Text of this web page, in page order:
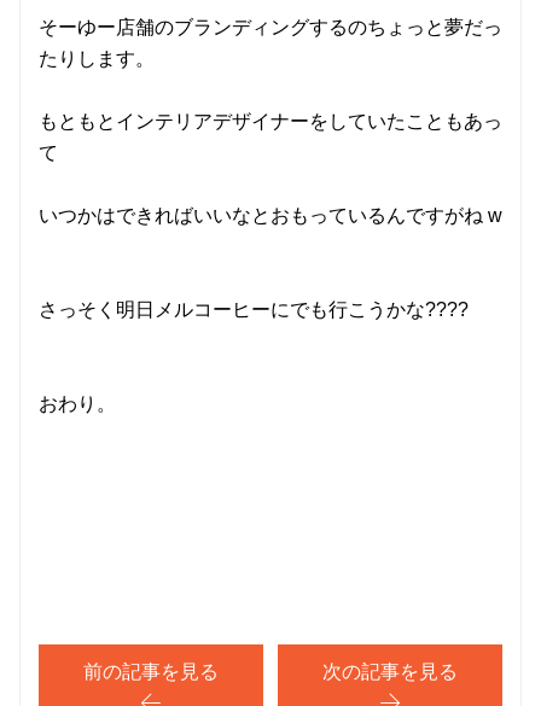
そーゆー店舗のブランディングするのちょっと夢だっ
たりします。
もともとインテリアデザイナーをしていたこともあっ
て
いつかはできればいいなとおもっているんですがね w
さっそく明日メルコーヒーにでも行こうかな????
おわり。
前の記事を見る 次の記事を見る